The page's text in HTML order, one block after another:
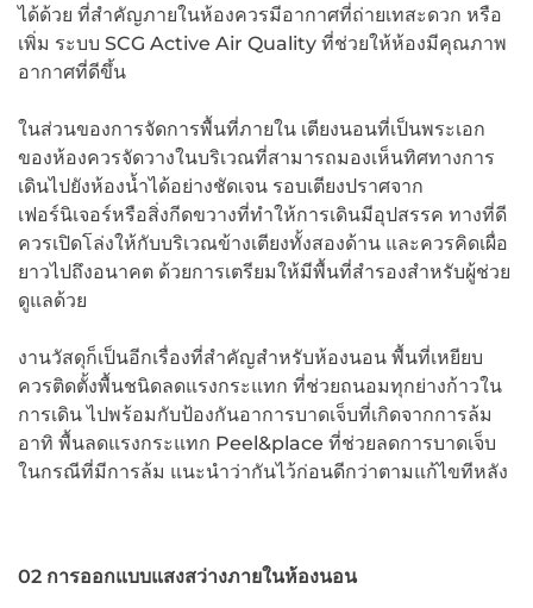
ได้ด้วย ที่สำคัญภายในห้องควรมีอากาศที่ถ่ายเทสะดวก หรือ
เพิ่ม ระบบ SCG Active Air Quality ที่ช่วยให้ห้องมีคุณภาพ
อากาศที่ดีขึ้น
ในส่วนของการจัดการพื้นที่ภายใน เตียงนอนที่เป็นพระเอก
ของห้องควรจัดวางในบริเวณที่สามารถมองเห็นทิศทางการ
เดินไปยังห้องน้ำได้อย่างชัดเจน รอบเตียงปราศจาก
เฟอร์นิเจอร์หรือสิ่งกีดขวางที่ทำให้การเดินมีอุปสรรค ทางที่ดี
ควรเปิดโล่งให้กับบริเวณข้างเตียงทั้งสองด้าน และควรคิดเผื่อ
ยาวไปถึงอนาคต ด้วยการเตรียมให้มีพื้นที่สำรองสำหรับผู้ช่วย
ดูแลด้วย
งานวัสดุก็เป็นอีกเรื่องที่สำคัญสำหรับห้องนอน พื้นที่เหยียบ
ควรติดตั้งพื้นชนิดลดแรงกระแทก ที่ช่วยถนอมทุกย่างก้าวใน
การเดิน ไปพร้อมกับป้องกันอาการบาดเจ็บที่เกิดจากการล้ม
อาทิ พื้นลดแรงกระแทก Peel&place ที่ช่วยลดการบาดเจ็บ
ในกรณีที่มีการล้ม แนะนำว่ากันไว้ก่อนดีกว่าตามแก้ไขทีหลัง
02 การออกแบบแสงสว่างภายในห้องนอน